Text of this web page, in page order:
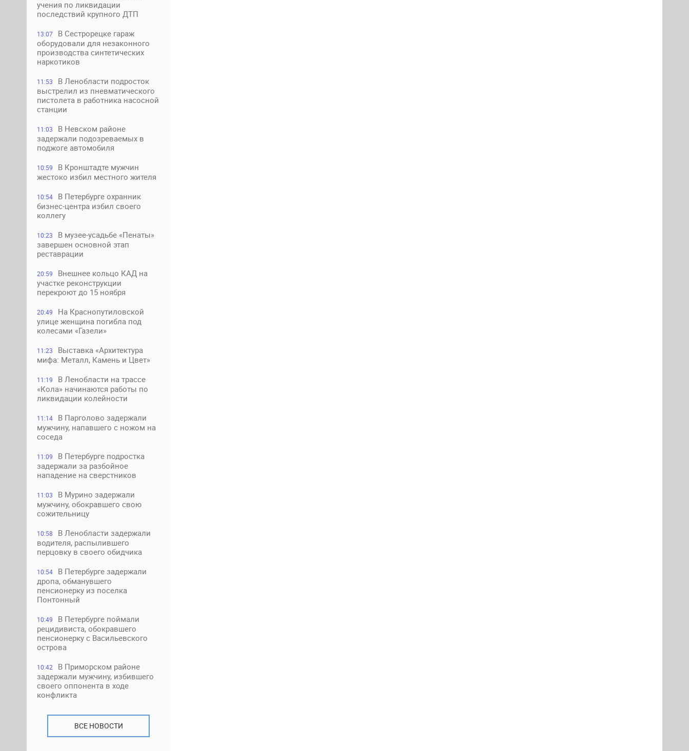
учения по ликвидации
последствий крупного ДТП
13:07
В Сестрорецке гараж
оборудовали для незаконного
производства синтетических
наркотиков
11:53
В Ленобласти подросток
выстрелил из пневматического
пистолета в работника насосной
станции
11:03
В Невском районе
задержали подозреваемых в
поджоге автомобиля
10:59
В Кронштадте мужчин
жестоко избил местного жителя
10:54
В Петербурге охранник
бизнес-центра избил своего
коллегу
10:23
В музее-усадьбе «Пенаты»
завершен основной этап
реставрации
20:59
Внешнее кольцо КАД на
участке реконструкции
перекроют до 15 ноября
20:49
На Краснопутиловской
улице женщина погибла под
колесами «Газели»
11:23
Выставка «Архитектура
мифа: Металл, Камень и Цвет»
11:19
В Ленобласти на трассе
«Кола» начинаются работы по
ликвидации колейности
11:14
В Парголово задержали
мужчину, напавшего с ножом на
соседа
11:09
В Петербурге подростка
задержали за разбойное
нападение на сверстников
11:03
В Мурино задержали
мужчину, обокравшего свою
сожительницу
10:58
В Ленобласти задержали
водителя, распылившего
перцовку в своего обидчика
10:54
В Петербурге задержали
дропа, обманувшего
пенсионерку из поселка
Понтонный
10:49
В Петербурге поймали
рецидивиста, обокравшего
пенсионерку с Васильевского
острова
10:42
В Приморском районе
задержали мужчину, избившего
своего оппонента в ходе
конфликта
ВСЕ НОВОСТИ